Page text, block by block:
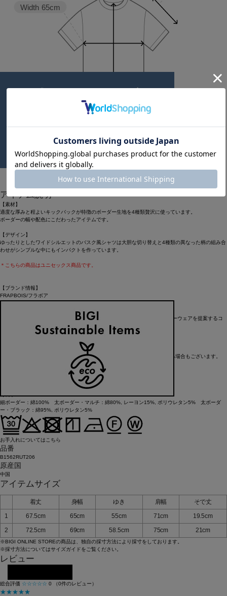
Width 65cm
1 2
アイテム説明
【素材】
適度な厚みと程よいキックバックが特徴のボーダー生地を4種類贅沢に使っています。
ボーダーの幅や配色にこだわったアイテムです。
【デザイン】
ゆったりとしたワイドシルエットのバスク風シャツは大胆な切り替えと4種類の異なった柄の組み合
わせがシンプルな中にもインパクトを作っています。
＊こちらの商品はユニセックス商品です。
【ブランド情報】
FRAPBOIS/フラボア
「大人げない大人の服」をコンセプトに、大人が着るリラックスしたデイリーウェアを提案するコ
レクションブランド。
レディースとメンズのアイテムをご用意しています。
※在庫状況によりお取り寄せなどの事情で、商品お届けまで1週間前後かかる場合もございます。
細ボーダー：綿100% 太ボーダー・マルチ：綿80%, レーヨン15%, ポリウレタン5% 太ボーダ
ー・ブラック：綿95%, ポリウレタン5%
お手入れについてはこちら
品番
B1562RUT206
原産国
中国
アイテムサイズ
着丈 身幅 ゆき 肩幅
そで丈
1
67.5cm 65cm 55cm 71cm
19.5cm
2
72.5cm 69cm 58.5cm 75cm 21cm
※BIGI ONLINE STOREの商品は、独自の採寸方法により採寸をしております。
※採寸方法についてはサイズガイドをご覧ください。
レビュー
総合評価 ☆☆☆☆☆ 0 （0件のレビュー）
★★★★★